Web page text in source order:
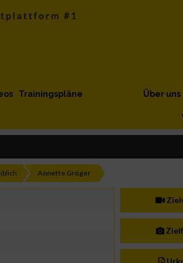
Trainingspläne Über uns
Annette Gröger